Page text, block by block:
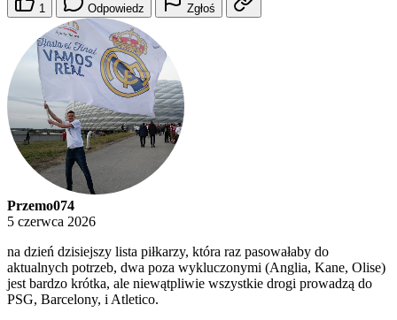
1 Odpowiedz Zgłoś
Przemo074
5 czerwca 2026
na dzień dzisiejszy lista piłkarzy, która raz pasowałaby do
aktualnych potrzeb, dwa poza wykluczonymi (Anglia, Kane, Olise)
jest bardzo krótka, ale niewątpliwie wszystkie drogi prowadzą do
PSG, Barcelony, i Atletico.